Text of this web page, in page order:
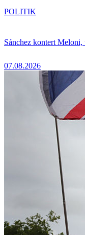
Sánchez kontert
07.08.2026
POLITIK